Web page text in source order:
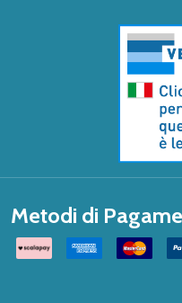
Metodi di